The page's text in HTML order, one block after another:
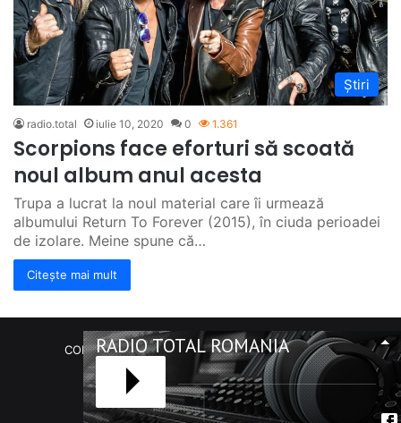
Știri
radio.total iulie 10, 2020 0 1.361
Scorpions face eforturi să scoată
noul album anul acesta
Trupa a lucrat la noul material care îi urmează
albumului Return To Forever (2015), în ciuda perioadei
de izolare. Meine spune că…
Citește mai mult
COPYRIGHT Radio Total România. (C) 2020-2023
Facebook
RSS
RADIO TOTAL ROMANIA